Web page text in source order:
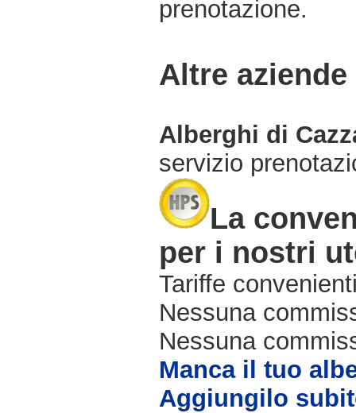
prenotazione.
Altre
Alberghi di
servizio
La
per i nostri
Tariffe
Nessuna
Nessuna
Manca il tuo
Aggiungilo